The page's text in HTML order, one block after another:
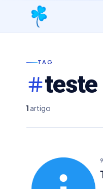
TAG
teste
1 artigo